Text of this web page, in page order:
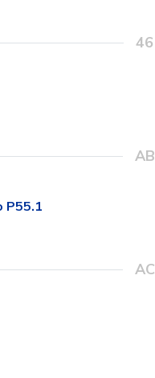
46
AB
P55.1
AC